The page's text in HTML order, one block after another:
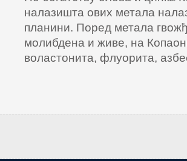
налазишта ових метала
планини. Поред метала
молибдена и живе, на
воластонита, флуорита,